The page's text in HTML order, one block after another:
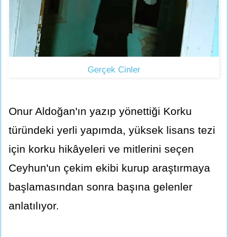
Gerçek Cinler
Onur Aldoğan'ın yazıp yönettiği Korku
türündeki yerli yapımda, yüksek lisans tezi
için korku hikâyeleri ve mitlerini seçen
Ceyhun'un çekim ekibi kurup araştırmaya
başlamasından sonra başına gelenler
anlatılıyor.